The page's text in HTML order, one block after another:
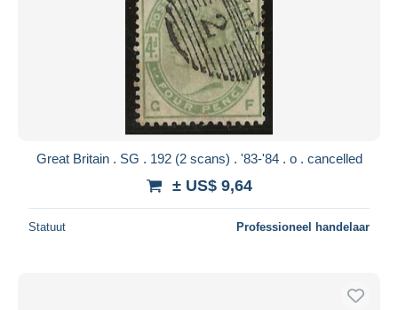
Great Britain . SG . 192 (2 scans) . '83-'84 . o . cancelled
± US$ 9,64
Statuut Professioneel handelaar